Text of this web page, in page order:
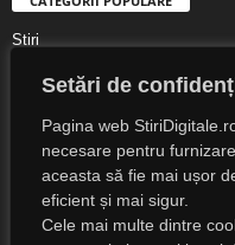
Setări de
Pagina web
necesare pentru
aceasta să fie mai ușor
eficient și mai sigur.
Cele mai multe dintre
Știri
Digital Lifestyle
Societate
Cultură
Religie